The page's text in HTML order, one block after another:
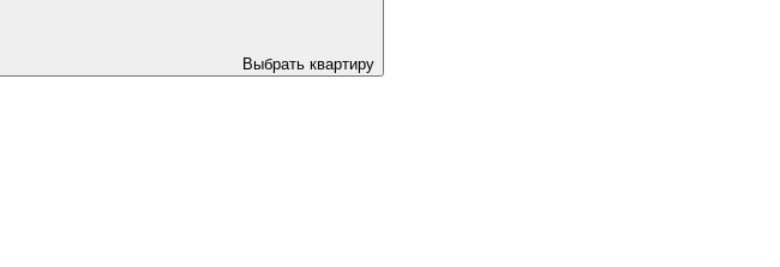
Выбрать квартиру